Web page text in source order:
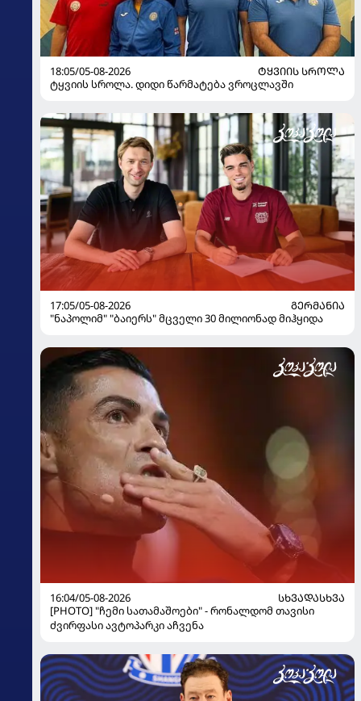
18:05/05-08-2026
ᲢᲧᲕᲘᲘᲡ ᲡᲠᲝᲚᲐ
ტყვიის სროლა. დიდი წარმატება ვროცლავში
17:05/05-08-2026
ᲒᲔᲠᲛᲐᲜᲘᲐ
"ნაპოლიმ" "ბაიერს" მცველი 30 მილიონად მიჰყიდა
16:04/05-08-2026
ᲡᲮᲕᲐᲓᲐᲡᲮᲕᲐ
[PHOTO] "ჩემი სათამაშოები" - რონალდომ თავისი
ძვირფასი ავტოპარკი აჩვენა